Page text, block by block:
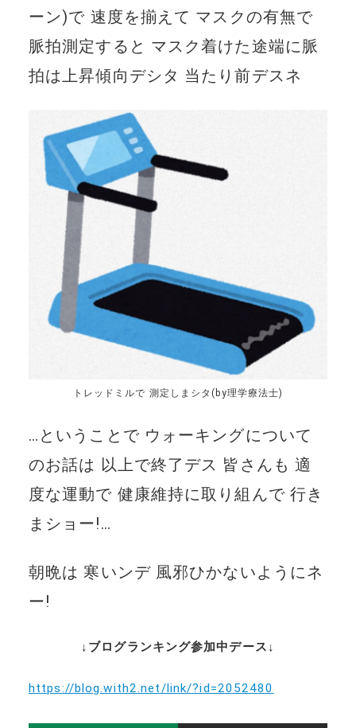
ーン)で 速度を揃えて マスクの有無で
脈拍測定すると マスク着けた途端に脈
拍は上昇傾向デシタ 当たり前デスネ
トレッドミルで 測定しまシタ(by理学療法士)
…ということで ウォーキングについて
のお話は 以上で終了デス 皆さんも 適
度な運動で 健康維持に取り組んで 行き
まショー!…
朝晩は 寒いンデ 風邪ひかないようにネ
ー!
↓ブログランキング参加中デース↓
https://blog.with2.net/link/?id=2052480